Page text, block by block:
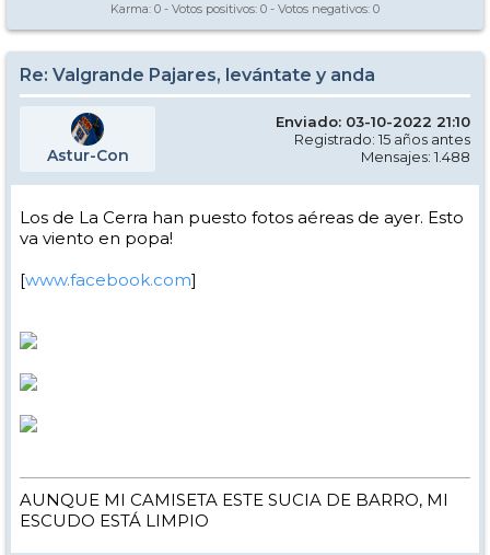
Karma: 0 - Votos positivos: 0 - Votos negativos: 0
Re: Valgrande Pajares, levántate y anda
Astur-Con
Enviado: 03-10-2022 21:10
Registrado: 15 años antes
Mensajes: 1.488
Los de La Cerra han puesto fotos aéreas de ayer. Esto
va viento en popa!
[www.facebook.com]
AUNQUE MI CAMISETA ESTE SUCIA DE BARRO, MI
ESCUDO ESTÁ LIMPIO